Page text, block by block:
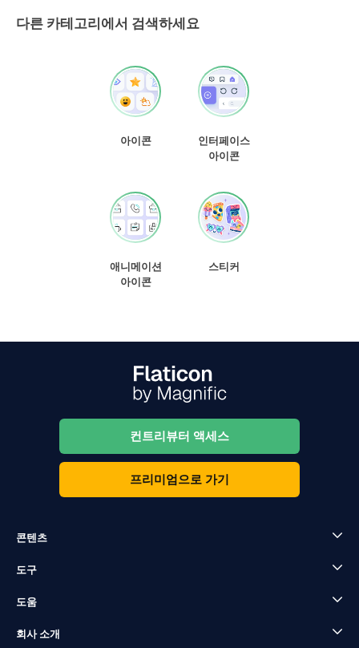
다른 카테고리에서 검색하세요
아이콘
인터페이스
아이콘
애니메이션
아이콘
스티커
컨트리뷰터 액세스
프리미엄으로 가기
콘텐츠
도구
도움
회사 소개